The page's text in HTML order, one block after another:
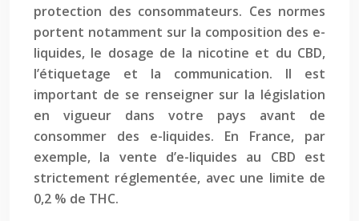
protection des consommateurs. Ces normes
portent notamment sur la composition des e-
liquides, le dosage de la nicotine et du CBD,
l’étiquetage et la communication. Il est
important de se renseigner sur la législation
en vigueur dans votre pays avant de
consommer des e-liquides. En France, par
exemple, la vente d’e-liquides au CBD est
strictement réglementée, avec une limite de
0,2 % de THC.